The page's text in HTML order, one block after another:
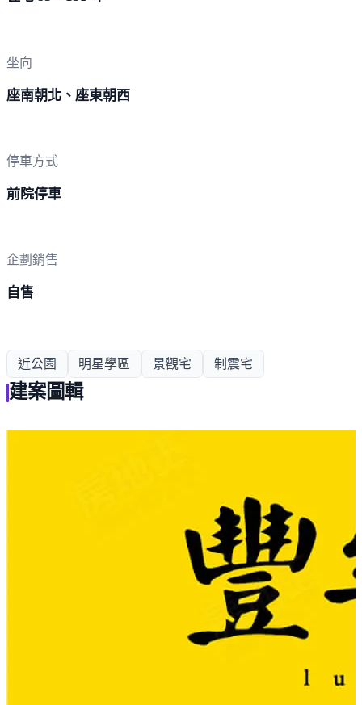
坐向
座南朝北、座東朝西
停車方式
前院停車
企劃銷售
自售
近公園 明星學區 景觀宅 制震宅
建案圖輯